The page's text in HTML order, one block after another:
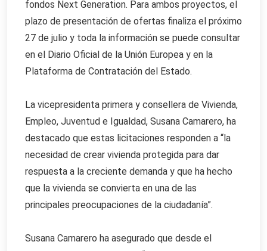
fondos Next Generation. Para ambos proyectos, el
plazo de presentación de ofertas finaliza el próximo
27 de julio y toda la información se puede consultar
en el Diario Oficial de la Unión Europea y en la
Plataforma de Contratación del Estado.
La vicepresidenta primera y consellera de Vivienda,
Empleo, Juventud e Igualdad, Susana Camarero, ha
destacado que estas licitaciones responden a “la
necesidad de crear vivienda protegida para dar
respuesta a la creciente demanda y que ha hecho
que la vivienda se convierta en una de las
principales preocupaciones de la ciudadanía”.
Susana Camarero ha asegurado que desde el